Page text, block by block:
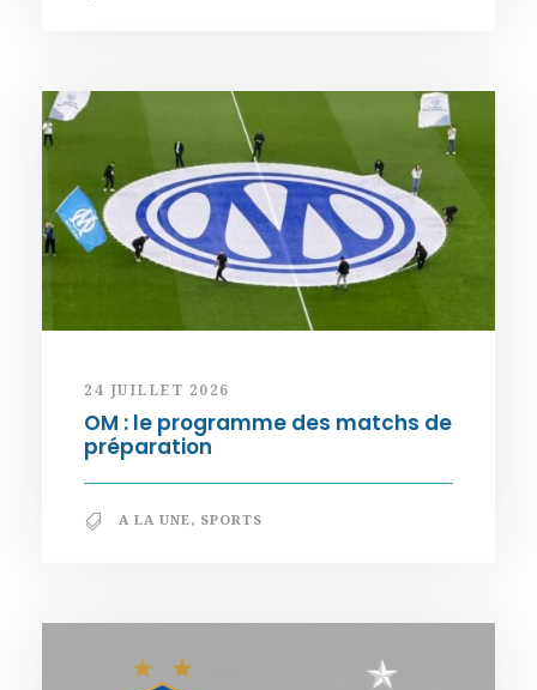
24 JUILLET 2026
OM : le programme des matchs de
préparation
A LA UNE, SPORTS